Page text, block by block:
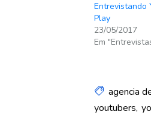
Entrevistando
Play
23/05/2017
Em
agencia
youtubers